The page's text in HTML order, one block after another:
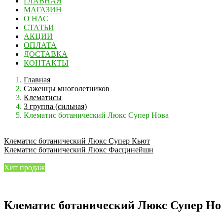
МАГАЗИН
О НАС
СТАТЬИ
АКЦИИ
ОПЛАТА
ДОСТАВКА
КОНТАКТЫ
Главная
Саженцы многолетников
Клематисы
3 группа (сильная)
Клематис ботанический Люкс Супер Нова
Клематис ботанический Люкс Супер Кьют
Клематис ботанический Люкс Фасцинейшн
Хит продаж
Клематис ботанический Люкс Супер